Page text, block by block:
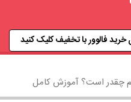
خرید فالوور با تخفیف کلیک کنید
چقدر است؟ آموزش کامل